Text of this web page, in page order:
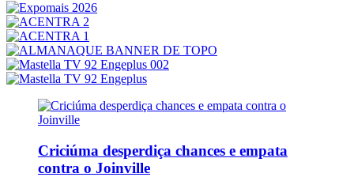
Criciúma desperdiça chances e empata
contra o Joinville